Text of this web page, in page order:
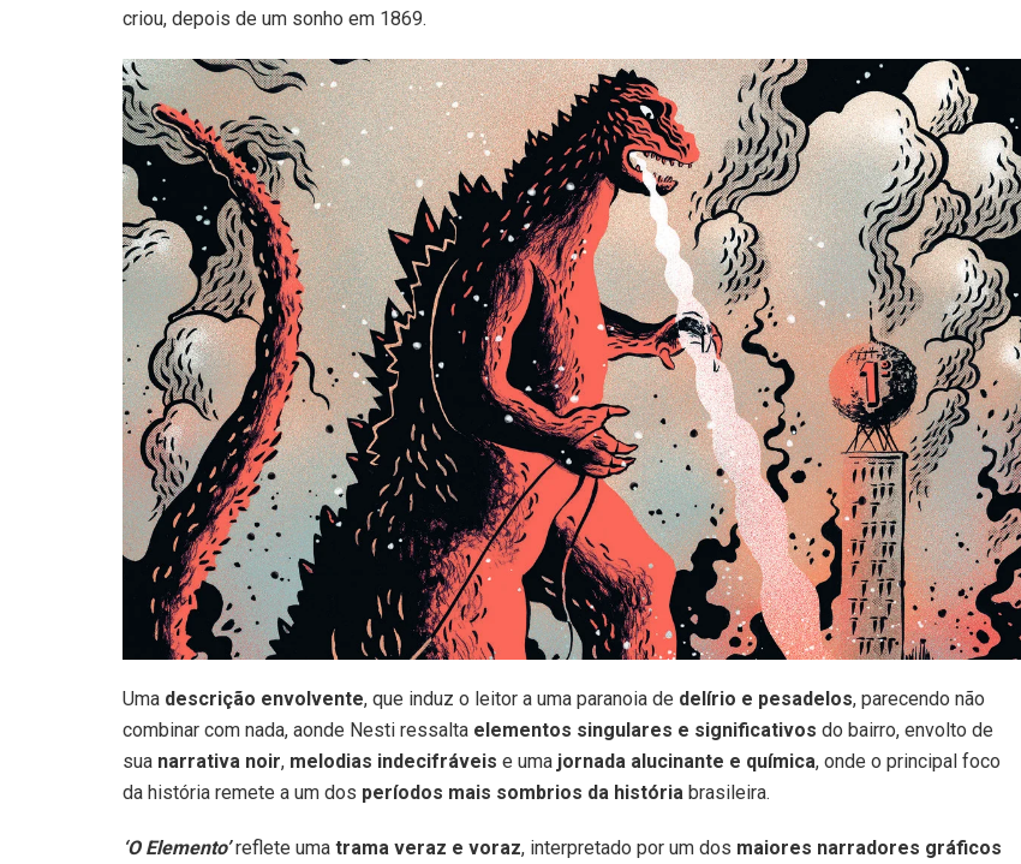
criou, depois de um sonho em 1869.
Uma descrição envolvente, que induz o leitor a uma paranoia de delírio e pesadelos, parecendo não
combinar com nada, aonde Nesti ressalta elementos singulares e significativos do bairro, envolto de
sua narrativa noir, melodias indecifráveis e uma jornada alucinante e química, onde o principal foco
da história remete a um dos períodos mais sombrios da história brasileira.
‘O Elemento’reflete uma trama veraz e voraz, interpretado por um dos maiores narradores gráficos